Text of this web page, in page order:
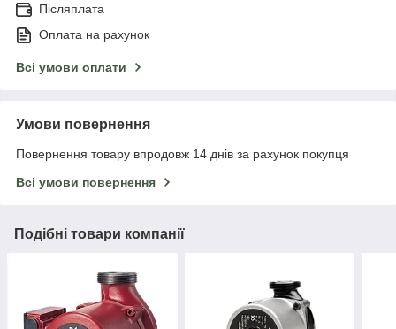
Післяплата
Оплата на рахунок
Всі умови оплати
Умови повернення
Повернення товару впродовж 14 днів за рахунок покупця
Всі умови повернення
Подібні товари компанії